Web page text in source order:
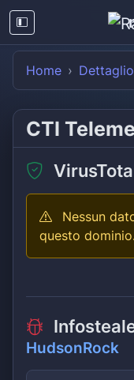
Home
CTI
Nessun
questo dominio.
HudsonRock